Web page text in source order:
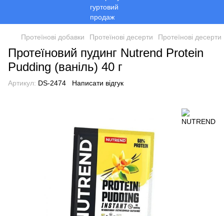
Протеїнові добавки Протеїнові десерти Протеїнові
Протеїновий пудинг Nutrend Protein
Pudding (ваніль) 40 г
Артикул: DS-2474 Написати відгук